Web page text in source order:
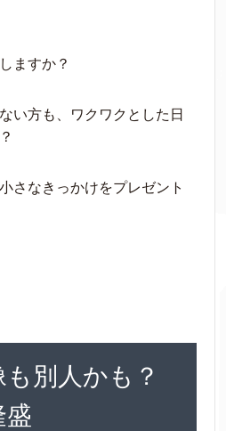
ますか？
い方も、ワクワクとした日
さなきっかけをプレゼント
別人かも？
盛